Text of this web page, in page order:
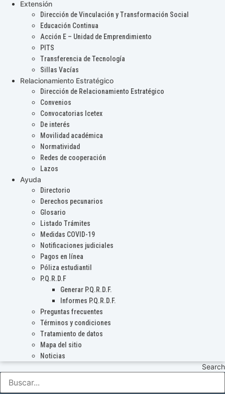
Extensión
Dirección de Vinculación y Transformación Social
Educación Continua
Acción E – Unidad de Emprendimiento
PITS
Transferencia de Tecnología
Sillas Vacías
Relacionamiento Estratégico
Dirección de Relacionamiento Estratégico
Convenios
Convocatorias Icetex
De interés
Movilidad académica
Normatividad
Redes de cooperación
Lazos
Ayuda
Directorio
Derechos pecunarios
Glosario
Listado Trámites
Medidas COVID-19
Notificaciones judiciales
Pagos en línea
Póliza estudiantil
P.Q.R.D.F
Generar P.Q.R.D.F.
Informes P.Q.R.D.F.
Preguntas frecuentes
Términos y condiciones
Tratamiento de datos
Mapa del sitio
Noticias
Search